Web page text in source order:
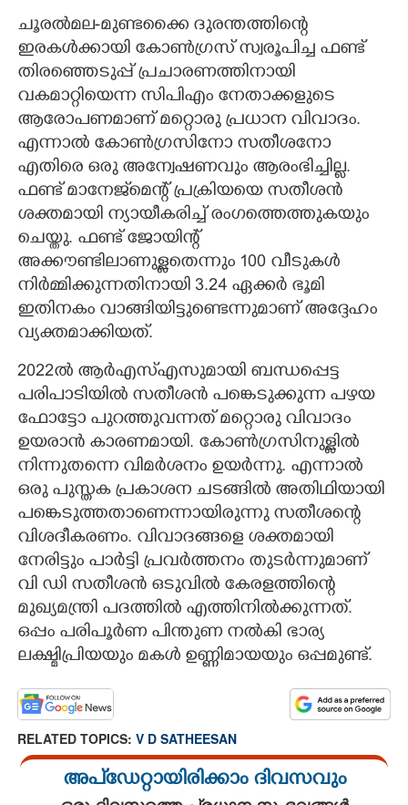
ചൂരൽമല-മുണ്ടക്കൈ ദുരന്തത്തിന്റെ
ഇരകൾക്കായി കോൺഗ്രസ് സ്വരൂപിച്ച ഫണ്ട്
തിരഞ്ഞെടുപ്പ് പ്രചാരണത്തിനായി
വകമാറ്റിയെന്ന സിപിഎം നേതാക്കളുടെ
ആരോപണമാണ് മറ്റൊരു പ്രധാന വിവാദം.
എന്നാൽ കോൺഗ്രസിനോ സതീശനോ
എതിരെ ഒരു അന്വേഷണവും ആരംഭിച്ചില്ല.
ഫണ്ട് മാനേജ്‌മെന്റ് പ്രക്രിയയെ സതീശൻ
ശക്തമായി ന്യായീകരിച്ച് രംഗത്തെത്തുകയും
ചെയ്തു. ഫണ്ട് ജോയിന്റ്
അക്കൗണ്ടിലാണുള്ളതെന്നും 100 വീടുകൾ
നിർമ്മിക്കുന്നതിനായി 3.24 ഏക്കർ ഭൂമി
ഇതിനകം വാങ്ങിയിട്ടുണ്ടെന്നുമാണ് അദ്ദേഹം
വ്യക്തമാക്കിയത്.
2022ൽ ആർഎസ്എസുമായി ബന്ധപ്പെട്ട
പരിപാടിയിൽ സതീശൻ പങ്കെടുക്കുന്ന പഴയ
ഫോട്ടോ പുറത്തുവന്നത് മറ്റൊരു വിവാദം
ഉയരാൻ കാരണമായി. കോൺഗ്രസിനുള്ളിൽ
നിന്നുതന്നെ വിമർശനം ഉയർന്നു. എന്നാൽ
ഒരു പുസ്തക പ്രകാശന ചടങ്ങിൽ അതിഥിയായി
പങ്കെടുത്തതാണെന്നായിരുന്നു സതീശന്റെ
വിശദീകരണം. വിവാദങ്ങളെ ശക്തമായി
നേരിട്ടും പാർട്ടി പ്രവർത്തനം തുടർന്നുമാണ്
വി ഡി സതീശൻ ഒടുവിൽ കേരളത്തിന്റെ
മുഖ്യമന്ത്രി പദത്തിൽ എത്തിനിൽക്കുന്നത്.
ഒപ്പം പരിപൂർണ പിന്തുണ നൽകി ഭാര്യ
ലക്ഷ്മിപ്രിയയും മകൾ ഉണ്ണിമായയും ഒപ്പമുണ്ട്.
RELATED TOPICS: V D SATHEESAN
അപ്ഡേറ്റായിരിക്കാം ദിവസവും